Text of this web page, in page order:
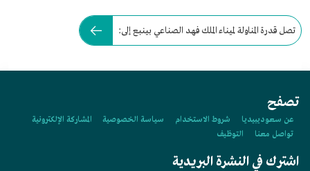
تصل قدرة المناولة لميناء الملك فهد الصناعي بينبع إلى:
تصفح
عن سعوديبيديا شروط الاستخدام سياسة الخصوصية
المشاركة الإلكترونية
تواصل معنا
التوظيف
اشترك في النشرة البريدية